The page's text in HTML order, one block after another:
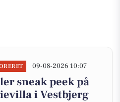
09-08-2026 10:07
sneak peek på
i Vestbjerg